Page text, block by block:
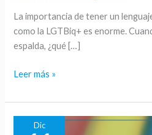
La importancia de tener un
como la LGTBiq+ es enorme.
espalda, ¿qué […]
paseo
por
la
del
Leer más »
Dic